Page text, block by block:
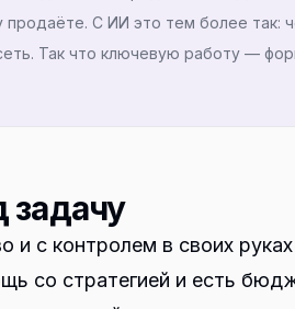
продаёте. С ИИ это тем более так:
Так что ключевую работу —
задачу
и с контролем в своих
со стратегией и есть